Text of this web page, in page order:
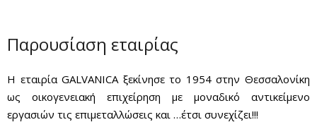
Παρουσίαση εταιρίας
Η εταιρία GALVANICA ξεκίνησε το 1954 στην Θεσσαλονίκη
ως οικογενειακή επιχείρηση με μοναδικό αντικείμενο
εργασιών τις επιμεταλλώσεις και …έτσι συνεχίζει!!!